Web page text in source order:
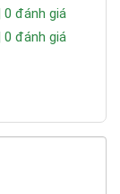
0 đánh giá
0 đánh giá